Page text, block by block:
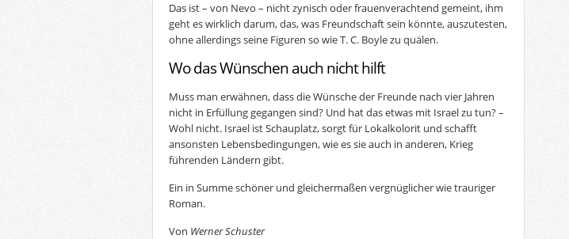
Das ist – von Nevo – nicht zynisch oder frauenverachtend gemeint, ihm
geht es wirklich darum, das, was Freundschaft sein könnte, auszutesten,
ohne allerdings seine Figuren so wie T. C. Boyle zu quälen.
Wo das Wünschen auch nicht hilft
Muss man erwähnen, dass die Wünsche der Freunde nach vier Jahren
nicht in Erfüllung gegangen sind? Und hat das etwas mit Israel zu tun? –
Wohl nicht. Israel ist Schauplatz, sorgt für Lokalkolorit und schafft
ansonsten Lebensbedingungen, wie es sie auch in anderen, Krieg
führenden Ländern gibt.
Ein in Summe schöner und gleichermaßen vergnüglicher wie trauriger
Roman.
Von Werner Schuster